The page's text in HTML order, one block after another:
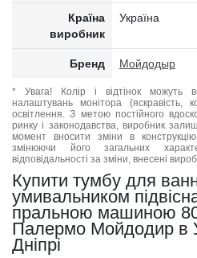
Країна
виробник
Україна
Бренд Мойдодыр
* Увага! Колір і відтінок можуть
налаштувань монітора (яскравість,
освітлення. З метою постійного
ринку і законодавства, виробник
момент вносити зміни в
змінюючи його загальних
відповідальності за зміни, внесені
Купити тумбу для
умивальником
пральною машиною
Палермо Мойдодир в
Дніпрі